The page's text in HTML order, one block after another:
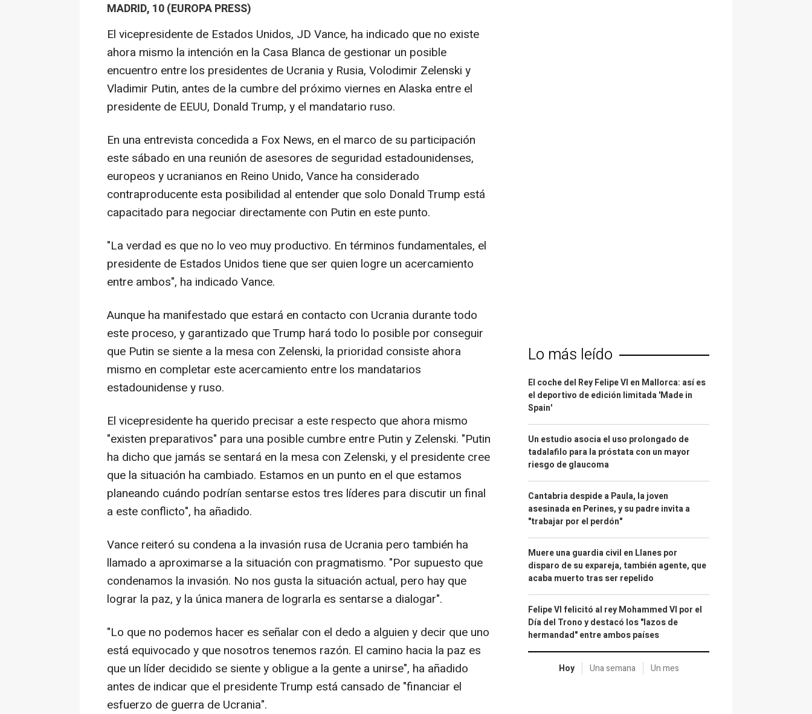
MADRID, 10 (EUROPA PRESS)
El vicepresidente de Estados Unidos, JD Vance, ha indicado que no existe
ahora mismo la intención en la Casa Blanca de gestionar un posible
encuentro entre los presidentes de Ucrania y Rusia, Volodimir Zelenski y
Vladimir Putin, antes de la cumbre del próximo viernes en Alaska entre el
presidente de EEUU, Donald Trump, y el mandatario ruso.
En una entrevista concedida a Fox News, en el marco de su participación
este sábado en una reunión de asesores de seguridad estadounidenses,
europeos y ucranianos en Reino Unido, Vance ha considerado
contraproducente esta posibilidad al entender que solo Donald Trump está
capacitado para negociar directamente con Putin en este punto.
"La verdad es que no lo veo muy productivo. En términos fundamentales, el
presidente de Estados Unidos tiene que ser quien logre un acercamiento
entre ambos", ha indicado Vance.
Aunque ha manifestado que estará en contacto con Ucrania durante todo
este proceso, y garantizado que Trump hará todo lo posible por conseguir
que Putin se siente a la mesa con Zelenski, la prioridad consiste ahora
mismo en completar este acercamiento entre los mandatarios
estadounidense y ruso.
El vicepresidente ha querido precisar a este respecto que ahora mismo
"existen preparativos" para una posible cumbre entre Putin y Zelenski. "Putin
ha dicho que jamás se sentará en la mesa con Zelenski, y el presidente cree
que la situación ha cambiado. Estamos en un punto en el que estamos
planeando cuándo podrían sentarse estos tres líderes para discutir un final
a este conflicto", ha añadido.
Vance reiteró su condena a la invasión rusa de Ucrania pero también ha
llamado a aproximarse a la situación con pragmatismo. "Por supuesto que
condenamos la invasión. No nos gusta la situación actual, pero hay que
lograr la paz, y la única manera de lograrla es sentarse a dialogar".
"Lo que no podemos hacer es señalar con el dedo a alguien y decir que uno
está equivocado y que nosotros tenemos razón. El camino hacia la paz es
que un líder decidido se siente y obligue a la gente a unirse", ha añadido
antes de indicar que el presidente Trump está cansado de "financiar el
esfuerzo de guerra de Ucrania".
Lo más leído
El coche del Rey Felipe VI en Mallorca: así es
el deportivo de edición limitada 'Made in
Spain'
Un estudio asocia el uso prolongado de
tadalafilo para la próstata con un mayor
riesgo de glaucoma
Cantabria despide a Paula, la joven
asesinada en Perines, y su padre invita a
"trabajar por el perdón"
Muere una guardia civil en Llanes por
disparo de su expareja, también agente, que
acaba muerto tras ser repelido
Felipe VI felicitó al rey Mohammed VI por el
Día del Trono y destacó los "lazos de
hermandad" entre ambos países
Hoy Una semana Un mes